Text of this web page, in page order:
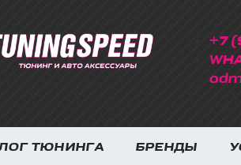
+7
ТЮНИНГА БРЕНДЫ